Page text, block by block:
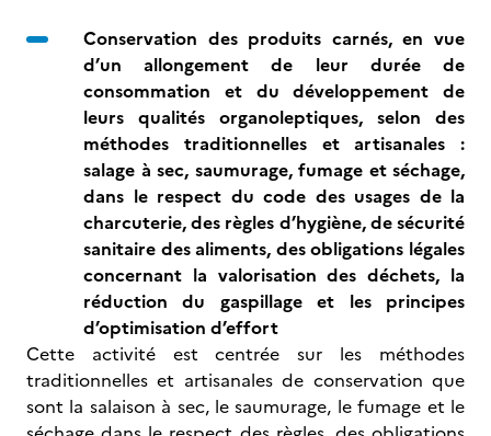
Conservation des produits carnés, en vue
d’un allongement de leur durée de
consommation et du développement de
leurs qualités organoleptiques, selon des
méthodes traditionnelles et artisanales :
salage à sec, saumurage, fumage et séchage,
dans le respect du code des usages de la
charcuterie, des règles d’hygiène, de sécurité
sanitaire des aliments, des obligations légales
concernant la valorisation des déchets, la
réduction du gaspillage et les principes
d’optimisation d’effort
Cette activité est centrée sur les méthodes
traditionnelles et artisanales de conservation que
sont la salaison à sec, le saumurage, le fumage et le